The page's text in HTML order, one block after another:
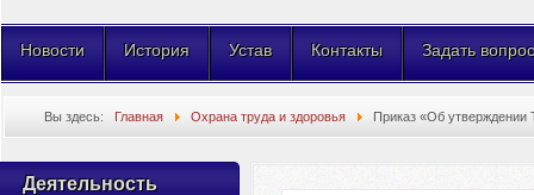
Новости История Устав Контакты Задать вопрос
Вы здесь: Главная Охрана труда и здоровья
Приказ «Об утверждении
охране труда»
Деятельность